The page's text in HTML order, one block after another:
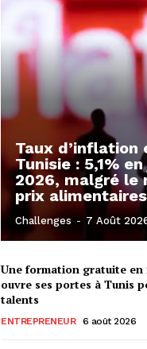
Taux d’inflation
Tunisie : 5,1%
2026, malgré le
prix alimentaires
Challenges - 7 Août
Une formation gratuite
ouvre ses portes à Tunis
talents
ENTREPRENEUR 6 août 2026